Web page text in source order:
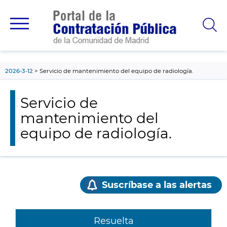
principal
2026-3-12 Servicio de mantenimiento del equipo de radiología.
Servicio de
mantenimiento del
equipo de radiología.
Suscríbase a las alertas
Resuelta